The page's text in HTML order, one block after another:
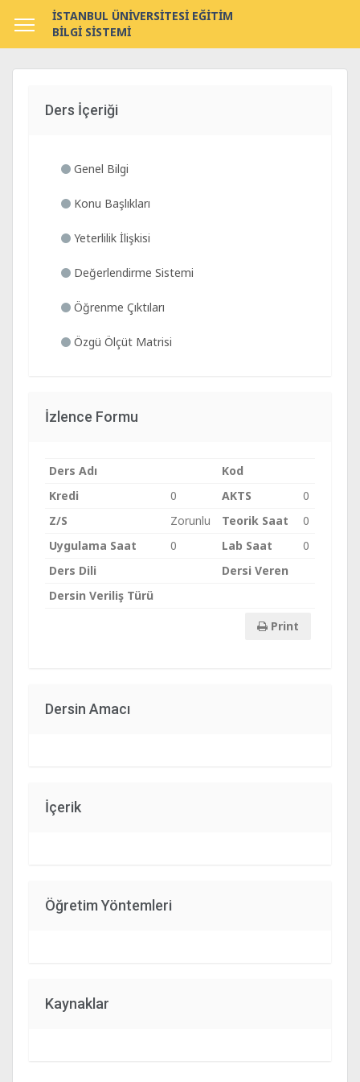
İSTANBUL ÜNİVERSİTESİ EĞİTİM
BİLGİ SİSTEMİ
Ders İçeriği
Genel Bilgi
Konu Başlıkları
Yeterlilik İlişkisi
Değerlendirme Sistemi
Öğrenme Çıktıları
Özgü Ölçüt Matrisi
İzlence Formu
Ders Adı
Kod
Kredi
0 AKTS
0
Z/S
Zorunlu Teorik Saat
0
Uygulama Saat
0 Lab Saat
0
Ders Dili
Dersi Veren
Dersin Veriliş Türü
Print
Dersin Amacı
İçerik
Öğretim Yöntemleri
Kaynaklar